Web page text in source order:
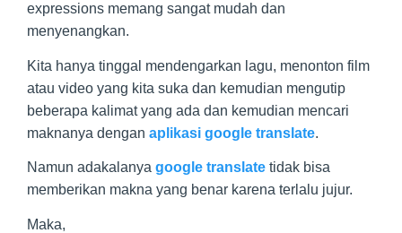
expressions memang sangat mudah dan
menyenangkan.
Kita hanya tinggal mendengarkan lagu, menonton film
atau video yang kita suka dan kemudian mengutip
beberapa kalimat yang ada dan kemudian mencari
maknanya dengan aplikasi google translate.
Namun adakalanya google translate tidak bisa
memberikan makna yang benar karena terlalu jujur.
Maka,